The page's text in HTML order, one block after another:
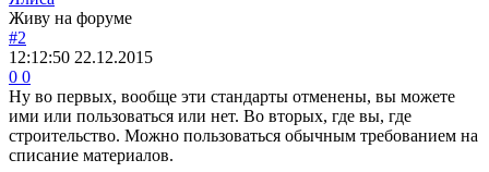
Живу на форуме
#2
12:12:50 22.12.2015
0 0
Ну во первых, вообще эти стандарты отменены, вы можете
ими или пользоваться или нет. Во вторых, где вы, где
строительство. Можно пользоваться обычным требованием на
списание материалов.